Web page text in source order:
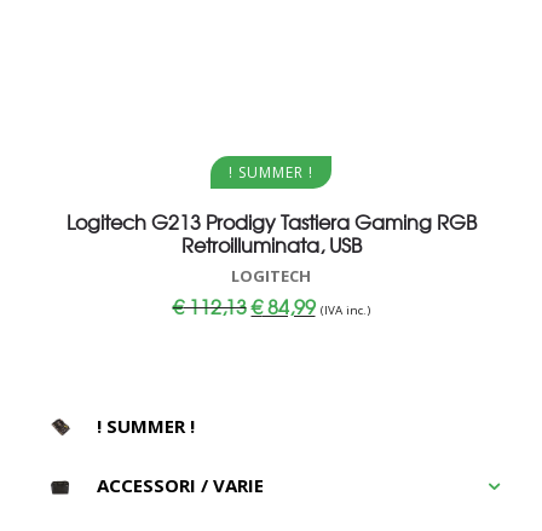
Aggiungi al carrello
! SUMMER !
Logitech G213 Prodigy Tastiera Gaming RGB
Retroilluminata, USB
LOGITECH
€112,13Il
prezzo
€84,99Il
prezzo
(IVA inc.)
! SUMMER !
ACCESSORI / VARIE